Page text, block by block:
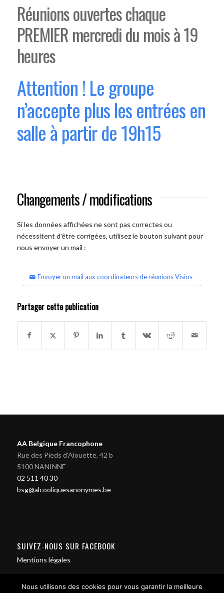
Réunions ouvertes chaque
PREMIER mercredi du mois à 19
heures
Attention ! Le groupe
n’accepte plus les entrées en
salle à partir de 19h15
Changements / modifications
Si les données affichées ne sont pas correctes ou
nécessitent d'être corrigées, utilisez le bouton suivant pour
nous envoyer un mail :
Envoyer un mail aux coordinateurs de réunions Visios
Partager cette publication
AA Belgique Francophone
Rue des Pieds d'Alouette, 42 b
5100 NANINNE
02 511 40 30
bsg@alcooliquesanonymes.be
SUIVEZ-NOUS SUR FACEBOOK
Mentions légales
Nous utilisons des cookies pour vous garantir la meilleure